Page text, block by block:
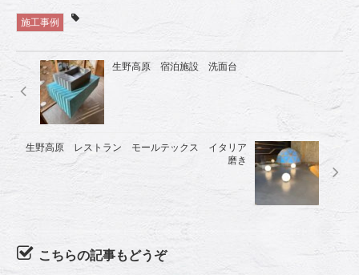
施工事例
生野高原 宿泊施設 洗面台
生野高原 レストラン モールテックス イタリア
磨き
こちらの記事もどうぞ